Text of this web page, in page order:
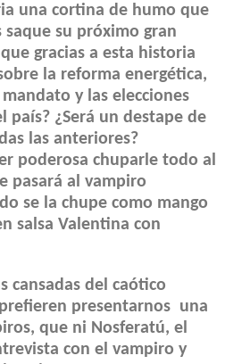
una cortina de humo que
saque su próximo gran
gracias a esta historia
la reforma energética,
y las elecciones
país? ¿Será un destape de
las anteriores?
poderosa chuparle todo al
pasará al vampiro
se la chupe como mango
salsa Valentina con
cansadas del caótico
presentarnos una
que ni Nosferatú, el
con el vampiro y